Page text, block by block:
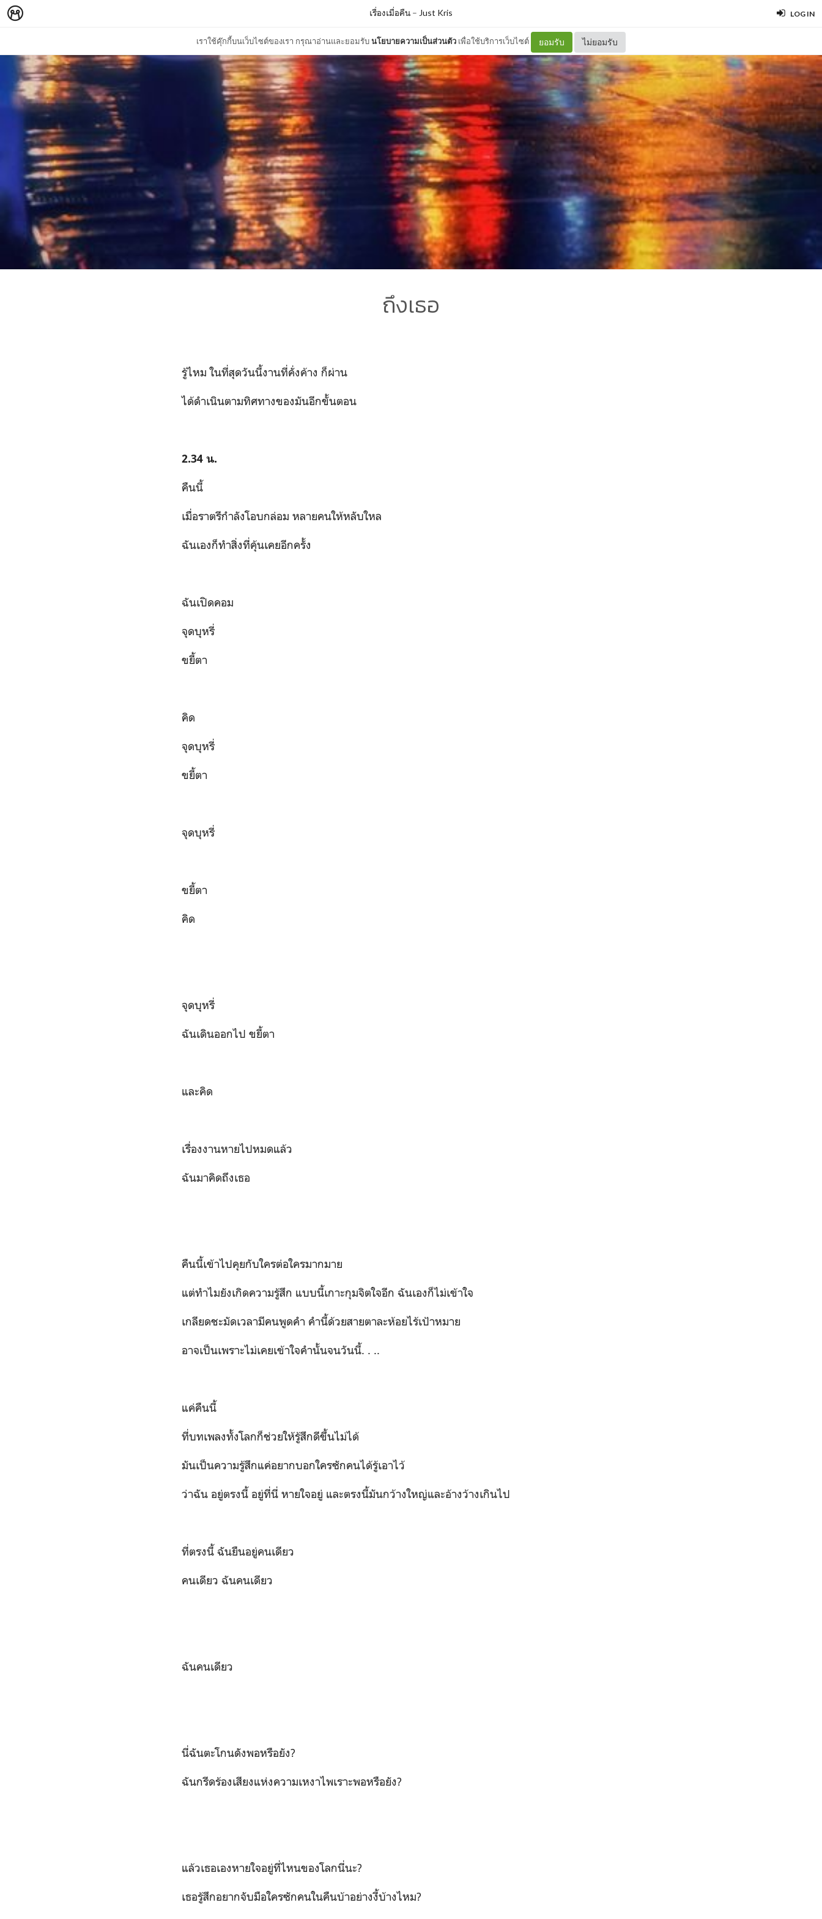
LOG IN
เราใช้คุ๊กกี้บนเว็บไซต์ของเรา กรุณาอ่านและยอมรับนโยบายความเป็นส่วนตัว เพื่อใช้บริการเว็บไซต์ ยอมรับ ไม่ยอมรับ
เรื่องเมื่อคืน – Just Kris
ถึงเธอ
รู้ไหม ในที่สุดวันนี้งานที่คั่งค้าง ก็ผ่าน
ได้ดำเนินตามทิศทางของมันอีกขั้นตอน
2.34 น.
คืนนี้
เมื่อราตรีกำลังโอบกล่อม หลายคนให้หลับใหล
ฉันเองก็ทำสิ่งที่คุ้นเคยอีกครั้ง
ฉันเปิดคอม
จุดบุหรี่
ขยี้ตา
คิด
จุดบุหรี่
ขยี้ตา
จุดบุหรี่
ขยี้ตา
คิด
จุดบุหรี่
ฉันเดินออกไป ขยี้ตา
และคิด
เรื่องงานหายไปหมดแล้ว
ฉันมาคิดถึงเธอ
คืนนี้เข้าไปคุยกับใครต่อใครมากมาย
แต่ทำไมยังเกิดความรู้สึก แบบนี้เกาะกุมจิตใจอีก ฉันเองก็ไม่เข้าใจ
เกลียดชะมัดเวลามีคนพูดคำ คำนี้ด้วยสายตาละห้อยไร้เป้าหมาย
อาจเป็นเพราะไม่เคยเข้าใจคำนั้นจนวันนี้. . ..
แค่คืนนี้
ที่บทเพลงทั้งโลกก็ช่วยให้รู้สึกดีขึ้นไม่ได้
มันเป็นความรู้สึกแค่อยากบอกใครซักคนได้รู้เอาไว้
ว่าฉัน อยู่ตรงนี้ อยู่ที่นี่ หายใจอยู่ และตรงนี้มันกว้างใหญ่และอ้างว้างเกินไป
ที่ตรงนี้ ฉันยืนอยู่คนเดียว
คนเดียว ฉันคนเดียว
ฉันคนเดียว
นี่ฉันตะโกนดังพอหรือยัง?
ฉันกรีดร้องเสียงแห่งความเหงาไพเราะพอหรือยัง?
แล้วเธอเองหายใจอยู่ที่ไหนของโลกนี่นะ?
เธอรู้สึกอยากจับมือใครซักคนในคืนบ้าอย่างงี้บ้างไหม?